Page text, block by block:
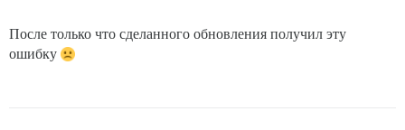
После только что сделанного обновления получил эту
ошибку